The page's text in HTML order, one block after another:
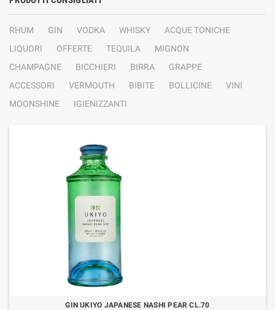
RHUM GIN VODKA WHISKY
ACQUE TONICHE
LIQUORI
OFFERTE TEQUILA
MIGNON
CHAMPAGNE
BICCHIERI BIRRA
GRAPPE
ACCESSORI
VERMOUTH BIBITE BOLLICINE
VINI
MOONSHINE
IGIENIZZANTI
GIN UKIYO JAPANESE NASHI PEAR CL.70